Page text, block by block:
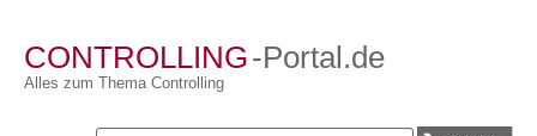
CONTROLLING-Portal.de
Alles zum Thema Controlling